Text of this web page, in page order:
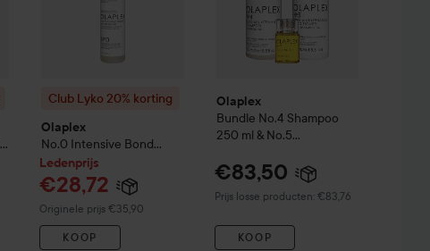
Club Lyko 20% korting
Olaplex
No.0 Intensive Bond
Buildning Hair Treament
155 ml
Ledenprijs
€28,72
Originele prijs €35,90
Normale prijs €35,90
KOOP
Olaplex
Bundle No.4 Shampoo
250 ml & No.5
No.7 Bonding Oil 30 ml
€83,50
Prijs losse producten: €83,76
KOOP